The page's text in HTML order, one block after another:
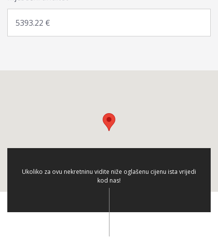
Ukoliko za ovu nekretninu vidite niže oglašenu cijenu ista vrijedi
kod nas!